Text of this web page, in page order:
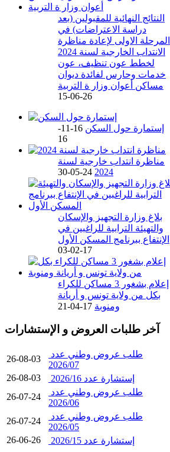
النتائج النهائية للمقبولين (بعد
دراسة الاعتراضات) في
المرحلة الاولى لإعادة مناظرة
الانتداب الخارجية لسنة 2024
لخطط عون تنظيف، عون
خدمات وحارس لفائدة ديوان
مساكن أعوان وزار ة التربية
26-06-15
إستمارة حول السكن
16-11-
16
مناظرة انتداب خارجية لسنة
2024
24-05-30
بلاغ وزارة التجهيز والإسكان
والتهيئة الترابية للراغبين في
الإنتفاع ببرنامج المسكن الأول
17-02-03
إعلام بشغور 3 مساكن للكراء
بكل من ولاية تونس و أريانة
ومنوبة 17-04-21
آخر طلبات العروض و الإستشارات
26-08-03
2026/07
26-08-03
إستشارة عدد 2026/16
26-07-24
2026/06
26-07-24
2026/05
26-06-26
إستشارة عدد 2026/15